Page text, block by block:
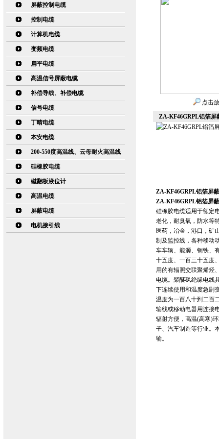
屏蔽控制电缆
控制电缆
计算机电缆
变频电缆
扁平电缆
高温信号屏蔽电缆
补偿导线、补偿电缆
信号电缆
丁晴电缆
本安电缆
200-550度高温线、云母耐火高温线
硅橡胶电缆
磁翻板液位计
高温电缆
屏蔽电缆
电机接引线
点击
ZA-KF46GRPL铝箔屏
ZA-KF46GRPL铝箔屏
ZA-KF46GRPL铝箔屏
硅橡胶电缆适用于额定
老化，耐臭氧，防水等
医药，冶金，港口，矿
制及监控线，各种移动
车车辆、能源、钢铁、
十五度、一百三十五度
用的有辐照交联聚烯烃
电缆。聚醚砜绝缘电线
下连续使用和温度急剧
温度为一百八十到二百
输线或移动电器用连接
辐射方便，高温(高寒)
子、汽车制造等行业。
输。